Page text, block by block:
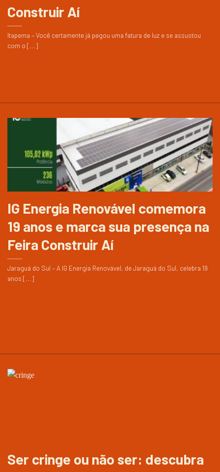
Construir Aí
Itapema – Você certamente já pegou uma fatura de luz e se assustou
com o [...]
IG Energia Renovável comemora
19 anos e marca sua presença na
Feira Construir Aí
Jaraguá do Sul – A IG Energia Renovável, de Jaraguá do Sul, celebra 19
anos [...]
Ser cringe ou não ser: descubra